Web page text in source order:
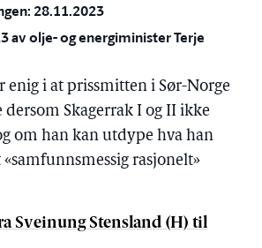
28.11.2023
av olje- og energiminister Terje
enig i at prissmitten i Sør-Norge
dersom Skagerrak I og II ikke
om han kan utdype hva han
rasjonelt»
Sveinung Stensland (H) til